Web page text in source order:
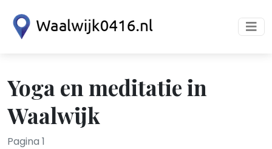
Yoga en meditatie in
Waalwijk
Pagina 1